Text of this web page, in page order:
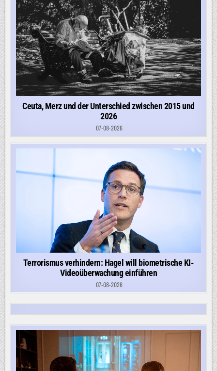
Ceuta, Merz und der Unterschied zwischen 2015 und
2026
07-08-2026
Terrorismus verhindern: Hagel will biometrische KI-
Videoüberwachung einführen
07-08-2026